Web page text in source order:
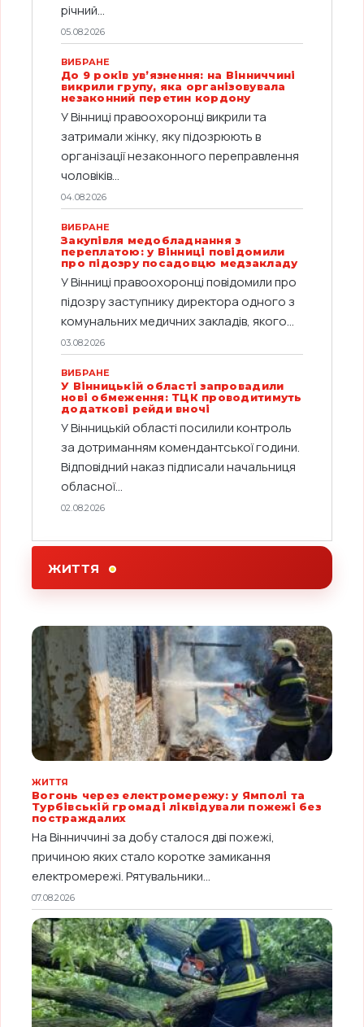
річний...
05.08.2026
ВИБРАНЕ
До 9 років ув’язнення: на Вінниччині
викрили групу, яка організовувала
незаконний перетин кордону
У Вінниці правоохоронці викрили та
затримали жінку, яку підозрюють в
організації незаконного переправлення
чоловіків...
04.08.2026
ВИБРАНЕ
Закупівля медобладнання з
переплатою: у Вінниці повідомили
про підозру посадовцю медзакладу
У Вінниці правоохоронці повідомили про
підозру заступнику директора одного з
комунальних медичних закладів, якого...
03.08.2026
ВИБРАНЕ
У Вінницькій області запровадили
нові обмеження: ТЦК проводитимуть
додаткові рейди вночі
У Вінницькій області посилили контроль
за дотриманням комендантської години.
Відповідний наказ підписали начальниця
обласної...
02.08.2026
ЖИТТЯ
ЖИТТЯ
Вогонь через електромережу: у Ямполі та
Турбівській громаді ліквідували пожежі без
постраждалих
На Вінниччині за добу сталося дві пожежі,
причиною яких стало коротке замикання
електромережі. Рятувальники...
07.08.2026